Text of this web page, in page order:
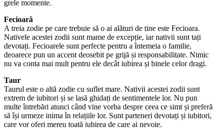
grele momente.
Fecioară
A treia zodie pe care trebuie să o ai alături de tine este Fecioara.
Nativele acestei zodii sunt mame de excepție, iar nativii sunt tați
devotați. Fecioarele sunt perfecte pentru a întemeia o familie,
deoarece pun un accent deosebit pe grijă și responsabilitate. Nimic
nu va conta mai mult pentru ele decât iubirea și binele celor dragi.
Taur
Taurul este o altă zodie cu suflet mare. Nativii acestei zodii sunt
extrem de iubitori și se lasă ghidați de sentimentele lor. Nu pun
multe întrebări atunci când vine vorba despre ceea ce simt și preferă
să își urmeze inima în relațiile lor. Sunt parteneri devotați și iubitori,
care vor oferi mereu toată iubirea de care ai nevoie.